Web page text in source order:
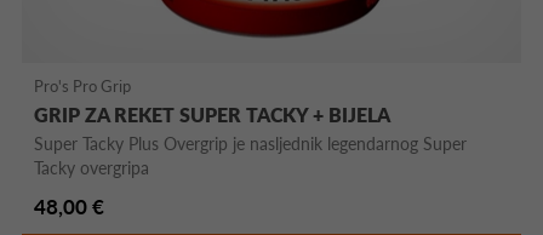
Pro's Pro Grip
GRIP ZA REKET SUPER TACKY + BIJELA
Super Tacky Plus Overgrip je nasljednik legendarnog Super
Tacky overgripa
48,00 €